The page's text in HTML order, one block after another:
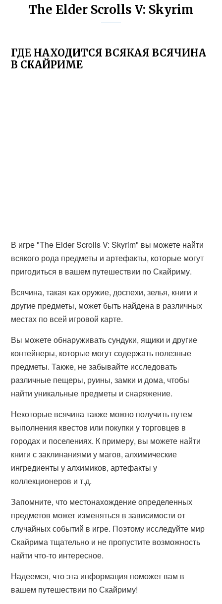
The Elder Scrolls V: Skyrim
ГДЕ НАХОДИТСЯ ВСЯКАЯ ВСЯЧИНА
В СКАЙРИМЕ
В игре "The Elder Scrolls V: Skyrim" вы можете найти
всякого рода предметы и артефакты, которые могут
пригодиться в вашем путешествии по Скайриму.
Всячина, такая как оружие, доспехи, зелья, книги и
другие предметы, может быть найдена в различных
местах по всей игровой карте.
Вы можете обнаруживать сундуки, ящики и другие
контейнеры, которые могут содержать полезные
предметы. Также, не забывайте исследовать
различные пещеры, руины, замки и дома, чтобы
найти уникальные предметы и снаряжение.
Некоторые всячина также можно получить путем
выполнения квестов или покупки у торговцев в
городах и поселениях. К примеру, вы можете найти
книги с заклинаниями у магов, алхимические
ингредиенты у алхимиков, артефакты у
коллекционеров и т.д.
Запомните, что местонахождение определенных
предметов может изменяться в зависимости от
случайных событий в игре. Поэтому исследуйте мир
Скайрима тщательно и не пропустите возможность
найти что-то интересное.
Надеемся, что эта информация поможет вам в
вашем путешествии по Скайриму!